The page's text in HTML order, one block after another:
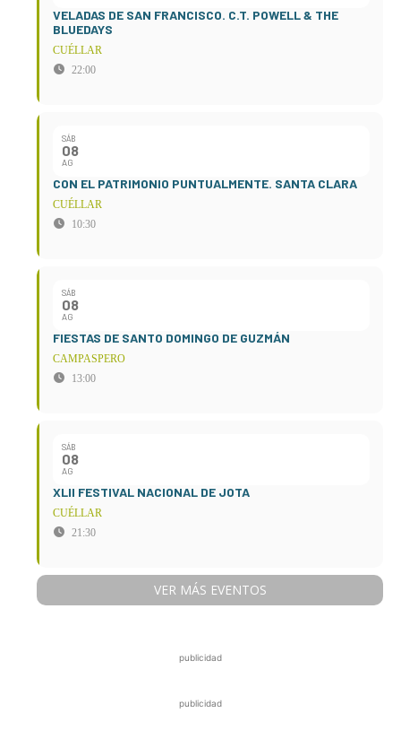
VELADAS DE SAN FRANCISCO. C.T. POWELL & THE
BLUEDAYS
CUÉLLAR
22:00
SÁB
08
AG
CON EL PATRIMONIO PUNTUALMENTE. SANTA CLARA
CUÉLLAR
10:30
SÁB
08
AG
FIESTAS DE SANTO DOMINGO DE GUZMÁN
CAMPASPERO
13:00
SÁB
08
AG
XLII FESTIVAL NACIONAL DE JOTA
CUÉLLAR
21:30
VER MÁS EVENTOS
publicidad
publicidad